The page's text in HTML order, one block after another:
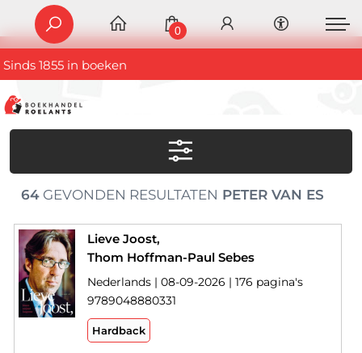
Sinds 1855 in boeken
0
64GEVONDEN RESULTATEN PETER VAN ES
Lieve Joost,
Thom Hoffman-Paul Sebes
Nederlands | 08-09-2026 | 176 pagina's
9789048880331
Hardback